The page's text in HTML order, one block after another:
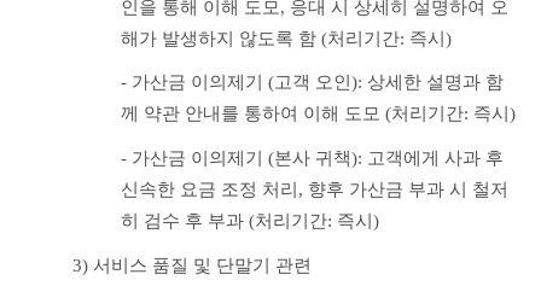
인을 통해 이해 도모, 응대 시 상세히 설명하여 오
해가 발생하지 않도록 함 (처리기간: 즉시)
- 가산금 이의제기 (고객 오인): 상세한 설명과 함
께 약관 안내를 통하여 이해 도모 (처리기간: 즉시)
- 가산금 이의제기 (본사 귀책): 고객에게 사과 후
신속한 요금 조정 처리, 향후 가산금 부과 시 철저
히 검수 후 부과 (처리기간: 즉시)
3) 서비스 품질 및 단말기 관련